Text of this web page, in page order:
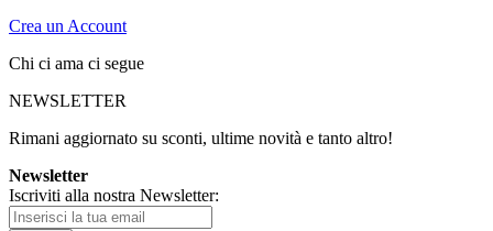
Crea un Account
Chi ci ama ci segue
NEWSLETTER
Rimani aggiornato su sconti, ultime novità e tanto altro!
Newsletter
Iscriviti alla nostra Newsletter: